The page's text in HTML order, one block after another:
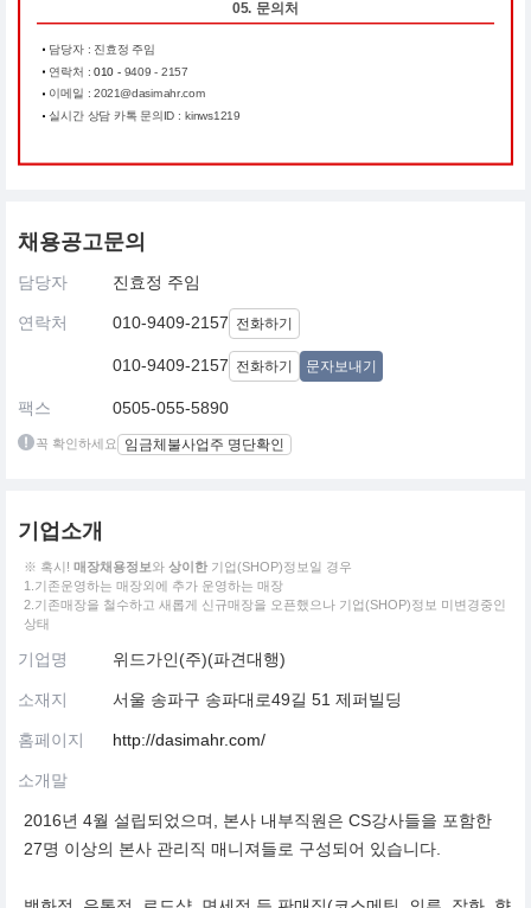
05. 문의처
담당자 : 진효정 주임
연락처 :010 - 9409 - 2157
이메일 : 2021@dasimahr.com
실시간 상담 카톡 문의ID : kinws1219
채용공고문의
담당자 진효정 주임
연락처 010-9409-2157 전화하기
010-9409-2157 전화하기 문자보내기
팩스 0505-055-5890
꼭 확인하세요 임금체불사업주 명단확인
기업소개
※ 혹시! 매장채용정보와 상이한 기업(SHOP)정보일 경우
1.기존운영하는 매장외에 추가 운영하는 매장
2.기존매장을 철수하고 새롭게 신규매장을 오픈했으나 기업(SHOP)정보 미변경중인
상태
기업명 위드가인(주)(파견대행)
소재지 서울 송파구 송파대로49길 51 제퍼빌딩
홈페이지 http://dasimahr.com/
소개말
2016년 4월 설립되었으며, 본사 내부직원은 CS강사들을 포함한
27명 이상의 본사 관리직 매니져들로 구성되어 있습니다.